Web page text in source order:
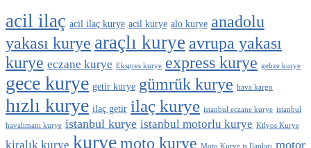
acil ilaç acil ilaç kurye acil kurye alo kurye anadolu
yakası kurye araçlı kurye avrupa yakası
kurye eczane kurye Ekspres kurye express kurye gebze kurye
gece kurye getir kurye gümrük kurye hava kargo
hızlı kurye ilaç getir ilaç kurye istanbul eczane kurye istanbul
havalimanı kurye istanbul kurye istanbul motorlu kurye Kilyos Kurye
kiralık kurye kuryemoto kurye Moto Kurye is İlanları motor